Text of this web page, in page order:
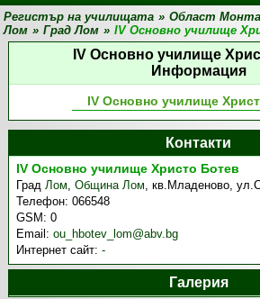
Регистър на училищата » Област
Лом » Град Лом » ІV Основно училище
ІV Основно училище
Информация
ІV Основно училище
Контакти
ІV Основно училище Христо Ботев
ГрадЛом,Община Лом,кв.Младеново,
Телефон:066548
GSM:0
Email:ou_hbotev_lom@abv.bg
Интернет сайт:-
Галерия